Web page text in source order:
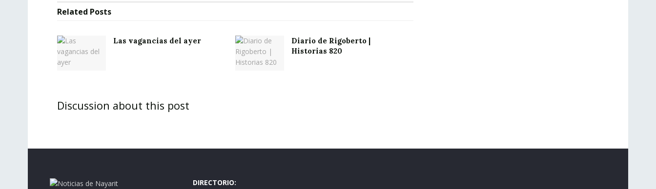
Related Posts
Las vagancias del ayer
Diario de Rigoberto |
Historias 820
Discussion about this post
DIRECTORIO: